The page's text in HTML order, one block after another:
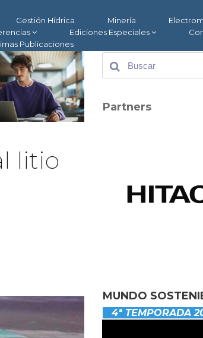
Gestión Hídrica Minería
Ediciones Especiales
Publicaciones
litio
Partners
MUNDO
4ª TEMPORADA